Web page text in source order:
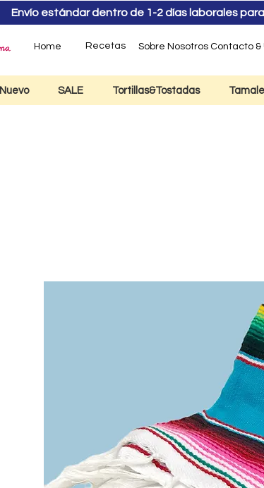
Envío estándar dentro de 1-2 días laborales para
Home Recetas Sobre Nosotros Contacto &
Nuevo SALE Tortillas&Tostadas